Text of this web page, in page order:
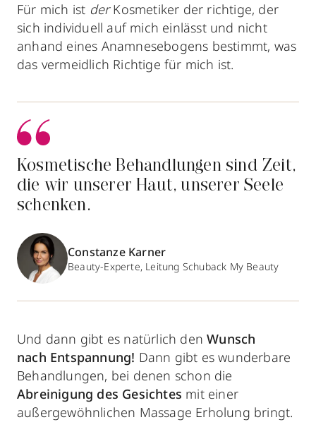
Für mich ist derKosmetiker der richtige, der
sich individuell auf mich einlässt und nicht
anhand eines Anamnesebogens bestimmt, was
das vermeidlich Richtige für mich ist.
Kosmetische Behandlungen sind Zeit,
die wir unserer Haut, unserer Seele
schenken.
Constanze Karner
Beauty-Experte, Leitung Schuback My Beauty
Und dann gibt es natürlich denWunsch
nach Entspannung! Dann gibt es wunderbare
Behandlungen, bei denen schon die
Abreinigung des Gesichtes mit einer
außergewöhnlichen Massage Erholung bringt.